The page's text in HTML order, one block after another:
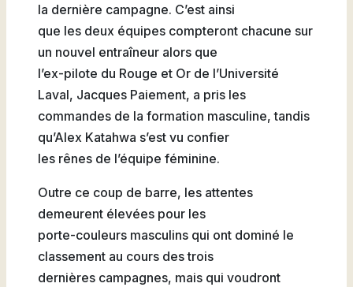
Flag
Football
la dernière campagne. C’est ainsi
que les deux équipes compteront chacune sur
un nouvel entraîneur alors que
l’ex-pilote du Rouge et Or de l’Université
Laval, Jacques Paiement, a pris les
commandes de la formation masculine, tandis
qu’Alex Katahwa s’est vu confier
les rênes de l’équipe féminine.
Outre ce coup de barre, les attentes
demeurent élevées pour les
porte-couleurs masculins qui ont dominé le
classement au cours des trois
dernières campagnes, mais qui voudront